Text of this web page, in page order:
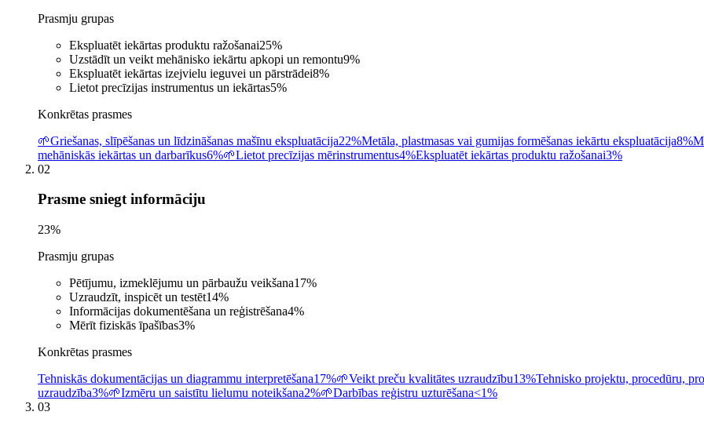
Prasmju grupas
Ekspluatēt iekārtas produktu ražošanai25%
Uzstādīt un veikt mehānisko iekārtu apkopi un remontu9%
Ekspluatēt iekārtas izejvielu ieguvei un pārstrādei8%
Lietot precīzijas instrumentus un iekārtas5%
Konkrētas prasmes
🌱Griešanas, slīpēšanas un līdzināšanas mašīnu ekspluatācija22%Metāla, plastmasas vai gumijas formēšanas iekārtu ekspluatācija8%
mehāniskās iekārtas un darbarīkus6%🌱Lietot precīzijas mērinstrumentus4%Ekspluatēt iekārtas produktu ražošanai3%
02
Prasme sniegt informāciju
23%
Prasmju grupas
Pētījumu, izmeklējumu un pārbaužu veikšana17%
Uzraudzīt, inspicēt un testēt14%
Informācijas dokumentēšana un reģistrēšana4%
Mērīt fiziskās īpašības3%
Konkrētas prasmes
Tehniskās dokumentācijas un diagrammu interpretēšana17%🌱Veikt preču kvalitātes uzraudzību13%Tehnisko projektu, procedūru,
uzraudzība3%🌱Izmēru un saistītu lielumu noteikšana2%🌱Darbības reģistru uzturēšana<1%
03